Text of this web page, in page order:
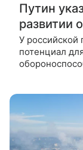
Путин
развитии
У
потенциал